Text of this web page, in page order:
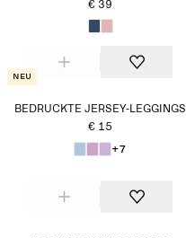
€ 39
Neu
BEDRUCKTE JERSEY-LEGGINGS
€ 15
+7